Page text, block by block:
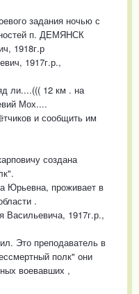
задания ночью с
п. ДЕМЯНСК
1918г.р
1917г.р.,
ли....((( 12 км . на
Мох....
и сообщить им
создана
Юрьевна, проживает в
.
Васильевича, 1917г.р.,
Это преподаватель в
полк" они
воевавших ,